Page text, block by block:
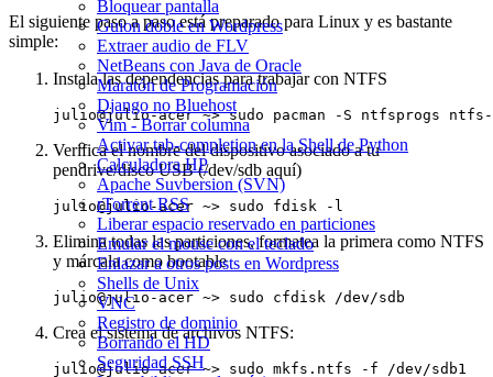
Bloquear pantalla
Guion doble en Wordpress
Extraer audio de FLV
NetBeans con Java de Oracle
Maratón de Programación
Django no Bluehost
Vim - Borrar columna
Activar tab-completion en la Shell de Python
Calculadora HP
Apache Suvbersion (SVN)
rTorrent RSS
Liberar espacio reservado en particiones
Emular el mouse con el teclado
Enlazar a otros posts en Wordpress
Shells de Unix
VNC
Registro de dominio
Borrando el HD
Seguridad SSH
El siguiente paso a paso está preparado para Linux y es bastante
simple:
Instala las dependencias para trabajar con NTFS
Verifica el nombre del dispositivo asociado a tu
pendrive/disco USB (/dev/sdb aquí)
Elimina todas las particiones, formatea la primera como NTFS
y márcala como bootable
Crea el sistema de archivos NTFS: